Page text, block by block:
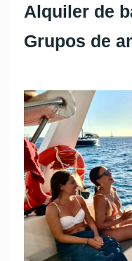
Alquiler de
Grupos de